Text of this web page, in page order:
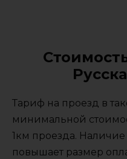
Тариф на проезд в
минимальной
1км проезда.
повышает размер